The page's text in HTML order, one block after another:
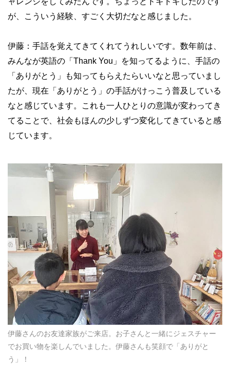
が、こういう経験、すごく大切だなと感じました。
伊藤：手話を覚えてきてくれてうれしいです。数年前は、
みんなが英語の「Thank You」を知ってるように、手話の
「ありがとう」も知ってもらえたらいいなと思っていまし
たが、現在「ありがとう」の手話がけっこう普及している
なと感じています。これも一人ひとりの意識が変わってき
てることで、社会もほんの少しずつ変化してきていると感
じています。
伊藤さんのお友達家族がご来店。お子さんと一緒にジェスチャー
でお買い物を楽しんでいました。伊藤さんも笑顔で「ありがと
う」！